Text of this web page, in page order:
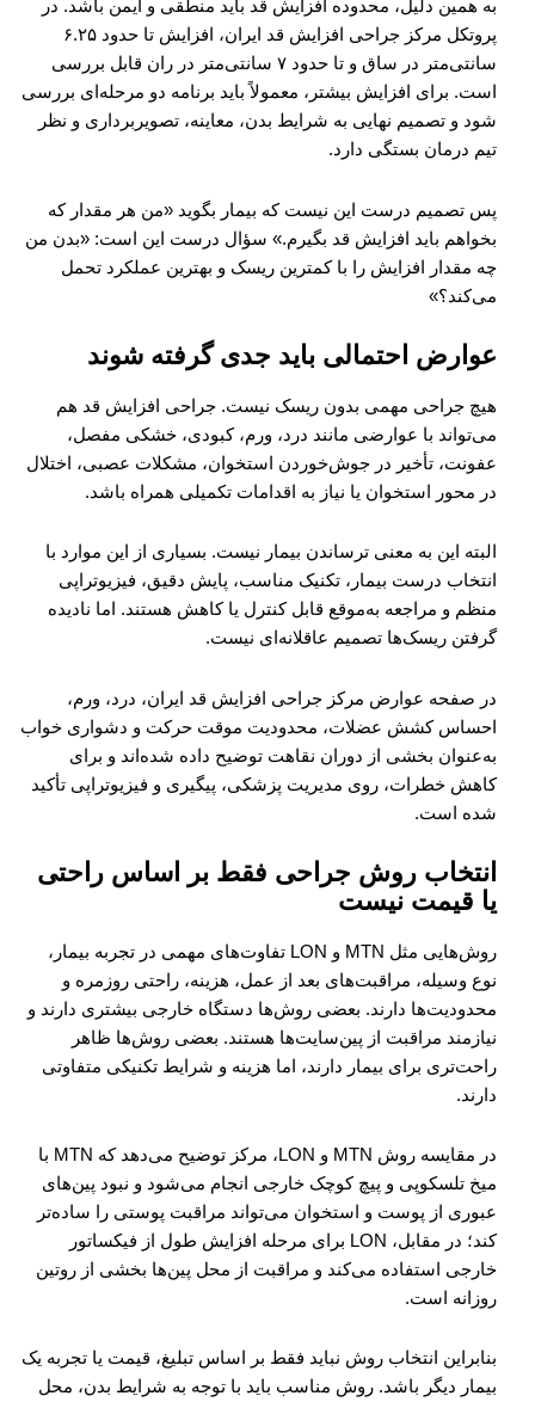
به همین دلیل، محدوده افزایش قد باید منطقی و ایمن باشد. در
پروتکل مرکز جراحی افزایش قد ایران، افزایش تا حدود ۶.۲۵
سانتی‌متر در ساق و تا حدود ۷ سانتی‌متر در ران قابل بررسی
است. برای افزایش بیشتر، معمولاً باید برنامه دو مرحله‌ای بررسی
شود و تصمیم نهایی به شرایط بدن، معاینه، تصویربرداری و نظر
تیم درمان بستگی دارد.
پس تصمیم درست این نیست که بیمار بگوید «من هر مقدار که
بخواهم باید افزایش قد بگیرم.» سؤال درست این است: «بدن من
چه مقدار افزایش را با کمترین ریسک و بهترین عملکرد تحمل
می‌کند؟»
عوارض احتمالی باید جدی گرفته شوند
هیچ جراحی مهمی بدون ریسک نیست. جراحی افزایش قد هم
می‌تواند با عوارضی مانند درد، ورم، کبودی، خشکی مفصل،
عفونت، تأخیر در جوش‌خوردن استخوان، مشکلات عصبی، اختلال
در محور استخوان یا نیاز به اقدامات تکمیلی همراه باشد.
البته این به معنی ترساندن بیمار نیست. بسیاری از این موارد با
انتخاب درست بیمار، تکنیک مناسب، پایش دقیق، فیزیوتراپی
منظم و مراجعه به‌موقع قابل کنترل یا کاهش هستند. اما نادیده
گرفتن ریسک‌ها تصمیم عاقلانه‌ای نیست.
در صفحه عوارض مرکز جراحی افزایش قد ایران، درد، ورم،
احساس کشش عضلات، محدودیت موقت حرکت و دشواری خواب
به‌عنوان بخشی از دوران نقاهت توضیح داده شده‌اند و برای
کاهش خطرات، روی مدیریت پزشکی، پیگیری و فیزیوتراپی تأکید
شده است.
انتخاب روش جراحی فقط بر اساس راحتی
یا قیمت نیست
روش‌هایی مثل MTN و LON تفاوت‌های مهمی در تجربه بیمار،
نوع وسیله، مراقبت‌های بعد از عمل، هزینه، راحتی روزمره و
محدودیت‌ها دارند. بعضی روش‌ها دستگاه خارجی بیشتری دارند و
نیازمند مراقبت از پین‌سایت‌ها هستند. بعضی روش‌ها ظاهر
راحت‌تری برای بیمار دارند، اما هزینه و شرایط تکنیکی متفاوتی
دارند.
در مقایسه روش MTN و LON، مرکز توضیح می‌دهد که MTN با
میخ تلسکوپی و پیچ کوچک خارجی انجام می‌شود و نبود پین‌های
عبوری از پوست و استخوان می‌تواند مراقبت پوستی را ساده‌تر
کند؛ در مقابل، LON برای مرحله افزایش طول از فیکساتور
خارجی استفاده می‌کند و مراقبت از محل پین‌ها بخشی از روتین
روزانه است.
بنابراین انتخاب روش نباید فقط بر اساس تبلیغ، قیمت یا تجربه یک
بیمار دیگر باشد. روش مناسب باید با توجه به شرایط بدن، محل